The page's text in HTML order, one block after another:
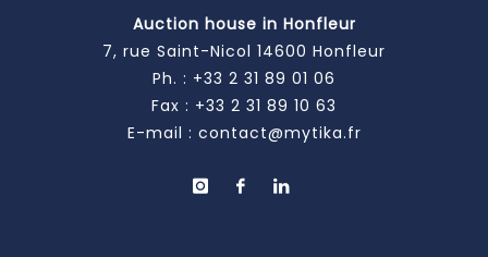
Auction house in Honfleur
7, rue Saint-Nicol 14600 Honfleur
Ph. : +33 2 31 89 01 06
Fax : +33 2 31 89 10 63
E-mail : contact@mytika.fr